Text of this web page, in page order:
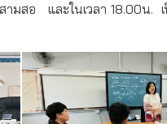
ามสอ และในเวลา 18.00น.